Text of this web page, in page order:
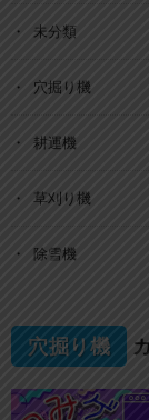
未分類
穴掘り機
耕運機
草刈り機
除雪機
穴掘り機